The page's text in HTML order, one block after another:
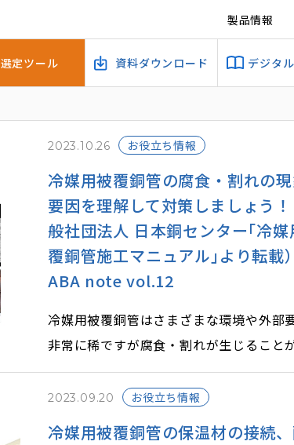
製品情報
選定ツール 資料ダウンロード デジタ
2023.10.26 お役立ち情報
冷媒用被覆銅管の腐食・割れの
要因を理解して対策しましょう
般社団法人 日本銅センター｢冷媒
覆銅管施工マニュアル｣より転載
ABA note vol.12
冷媒用被覆銅管はさまざまな環境や外部
非常に稀ですが腐食・割れが生じること
す。
そのような問題を予防する対策をご紹介し
2023.09.20 お役立ち情報
冷媒用被覆銅管の保温材の接続